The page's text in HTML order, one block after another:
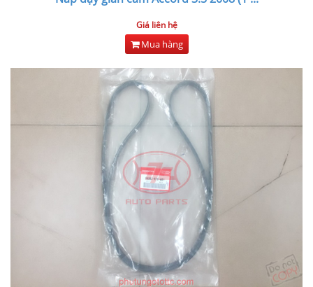
Giá liên hệ
Mua hàng